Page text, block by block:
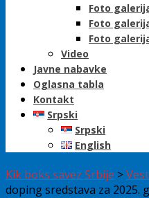
Foto
Foto
Foto
Video
Javne nabavke
Oglasna tabla
Kontakt
Srpski
Srpski
English
Kik boks savez Srbije >
doping sredstava za 2025.